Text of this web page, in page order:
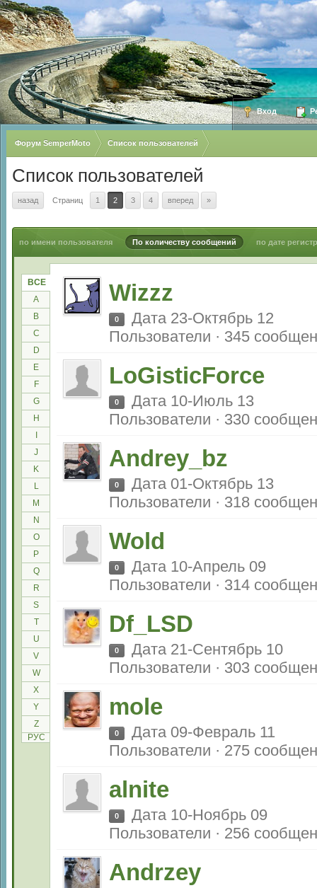
Вход
Форум SemperMoto Список пользователей
Список пользователей
назад Страниц 1 2 3 4 вперед »
по имени пользователя По количеству сообщений по дате
ВСЕ
A
B
C
D
E
F
G
H
J
K
L
M
N
O
P
Q
R
S
T
U
V
W
X
Y
Z
РУС
Wizzz
0
Дата 23-Октябрь 12
Пользователи · 345
LoGisticForce
0
Дата 10-Июль 13
Пользователи · 330
Andrey_bz
0
Дата 01-Октябрь 13
Пользователи · 318
Wold
0
Дата 10-Апрель 09
Пользователи · 314
Df_LSD
0
Дата 21-Сентябрь 10
Пользователи · 303
mole
0
Дата 09-Февраль 11
Пользователи · 275
alnite
0
Дата 10-Ноябрь 09
Пользователи · 256
Andrzey